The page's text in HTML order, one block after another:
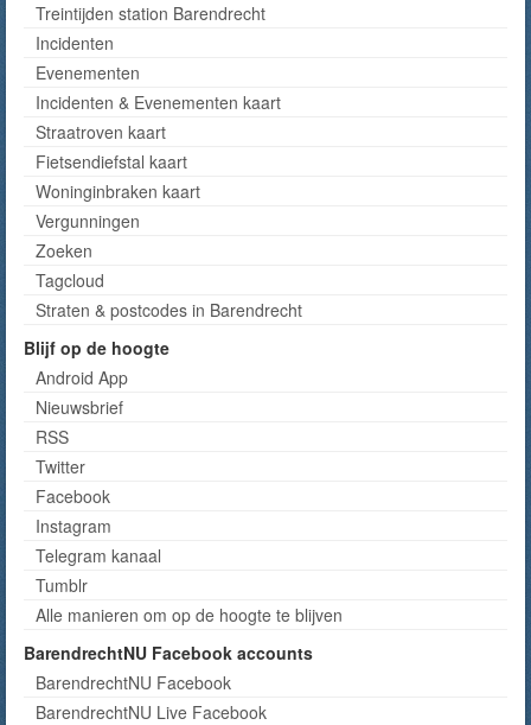
Treintijden station Barendrecht
Incidenten
Evenementen
Incidenten & Evenementen kaart
Straatroven kaart
Fietsendiefstal kaart
Woninginbraken kaart
Vergunningen
Zoeken
Tagcloud
Straten & postcodes in Barendrecht
Blijf op de hoogte
Android App
Nieuwsbrief
RSS
Twitter
Facebook
Instagram
Telegram kanaal
Tumblr
Alle manieren om op de hoogte te blijven
BarendrechtNU Facebook accounts
BarendrechtNU Facebook
BarendrechtNU Live Facebook